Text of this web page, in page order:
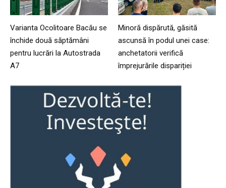
Varianta Ocolitoare Bacău se
închide două săptămâni
pentru lucrări la Autostrada
A7
Minoră dispărută, găsită
ascunsă în podul unei case:
anchetatorii verifică
împrejurările dispariției